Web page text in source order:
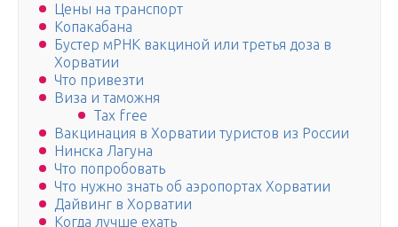
Цены на транспорт
Копакабана
Бустер мРНК вакциной или третья доза в
Хорватии
Что привезти
Виза и таможня
Tax free
Вакцинация в Хорватии туристов из России
Нинска Лагуна
Что попробовать
Что нужно знать об аэропортах Хорватии
Дайвинг в Хорватии
Когда лучше ехать